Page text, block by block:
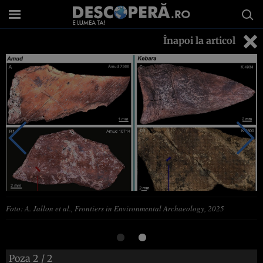
Înapoi la articol
Foto: A. Jallon et al., Frontiers in Environmental Archaeology, 2025
Poza 2 / 2